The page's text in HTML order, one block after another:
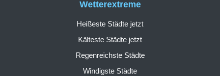
Wetterextreme
Heißeste Städte jetzt
Kälteste Städte jetzt
Regenreichste Städte
Windigste Städte